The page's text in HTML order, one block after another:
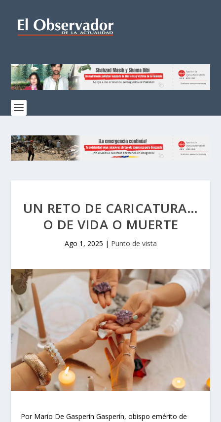
UN RETO DE CARICATURA…
O DE VIDA O MUERTE
Ago 1, 2025 | Punto de vista
Por Mario De Gasperín Gasperín, obispo emérito de